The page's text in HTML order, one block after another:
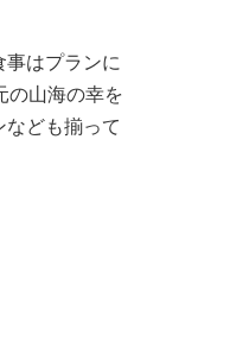
はプランに
の山海の幸を
ども揃って